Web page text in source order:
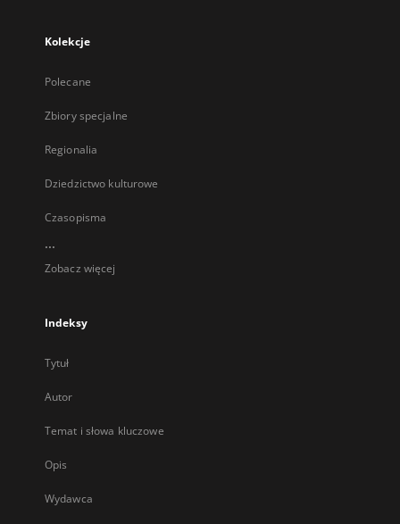
Kolekcje
Polecane
Zbiory specjalne
Regionalia
Dziedzictwo kulturowe
Czasopisma
...
Zobacz więcej
Indeksy
Tytuł
Autor
Temat i słowa kluczowe
Opis
Wydawca